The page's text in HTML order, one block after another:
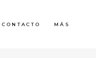
CONTACTO MÁS